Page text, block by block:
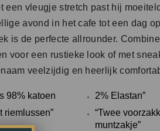
een vleugje stretch past hij
avond in het cafe tot een dag
is de perfecte allrounder.
voor een rustieke look of met
veelzijdig en heerlijk
98% katoen
2% Elastan”
riemlussen”
“Twee
muntzakje”